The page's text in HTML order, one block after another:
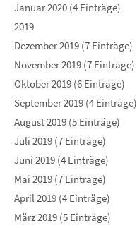
Januar 2020 (4 Einträge)
2019
Dezember 2019 (7 Einträge)
November 2019 (7 Einträge)
Oktober 2019 (6 Einträge)
September 2019 (4 Einträge)
August 2019 (5 Einträge)
Juli 2019 (7 Einträge)
Juni 2019 (4 Einträge)
Mai 2019 (7 Einträge)
April 2019 (4 Einträge)
März 2019 (5 Einträge)